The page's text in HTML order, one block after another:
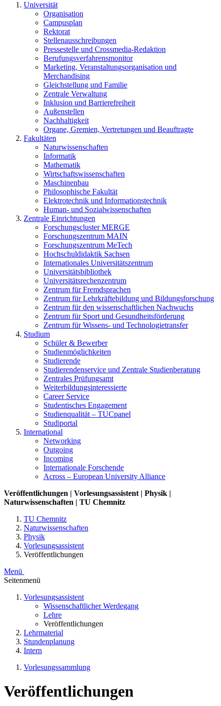
Universität
Organisation
Campusplan
Rektorat
Stellenausschreibungen
Pressestelle und Crossmedia-Redaktion
Berufungsverfahrensmonitor
Marketing, Veranstaltungsorganisation und
Merchandising
Gleichstellung und Familie
Zentrale Verwaltung
Inklusion und Barrierefreiheit
Außenstellen
Nachhaltigkeit
Organe, Gremien, Vertretungen und Beauftragte
Fakultäten
Naturwissenschaften
Informatik
Mathematik
Wirtschaftswissenschaften
Maschinenbau
Philosophische Fakultät
Elektrotechnik und Informationstechnik
Human- und Sozialwissenschaften
Zentrale Einrichtungen
Forschungscluster MERGE
Forschungszentrum MAIN
Forschungszentrum MeTech
Hochschuldidaktik Sachsen
Internationales Universitätszentrum
Universitätsbibliothek
Universitätsrechenzentrum
Zentrum für Fremdsprachen
Zentrum für Lehrkräftebildung und Bildungsforschung
Zentrum für den wissenschaftlichen Nachwuchs
Zentrum für Sport und Gesundheitsförderung
Zentrum für Wissens- und Technologietransfer
Studium
Schüler & Bewerber
Studienmöglichkeiten
Studierende
Studierendenservice und Zentrale Studienberatung
Zentrales Prüfungsamt
Weiterbildungs­interessierte
Career Service
Studentisches Engagement
Studienqualität – TUCpanel
Studiportal
International
Networking
Outgoing
Incoming
Internationale Forschende
Across – European University Alliance
Veröffentlichungen | Vorlesungsassistent | Physik |
Naturwissenschaften | TU Chemnitz
TU Chemnitz
Naturwissenschaften
Physik
Vorlesungsassistent
Veröffentlichungen
Menü
Seitenmenü
Vorlesungsassistent
Wissenschaftlicher Werdegang
Lehre
Veröffentlichungen
Lehrmaterial
Stundenplanung
Intern
Vorlesungssammlung
Veröffentlichungen